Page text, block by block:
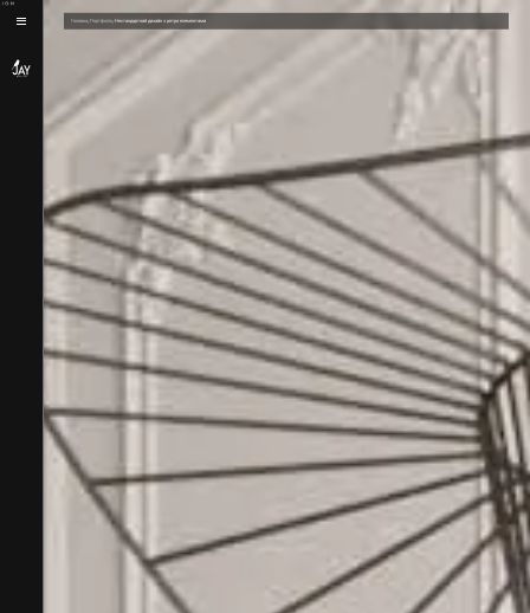
Головна/ Портфоліо/ Нестандартний дизайн з ретро елементами